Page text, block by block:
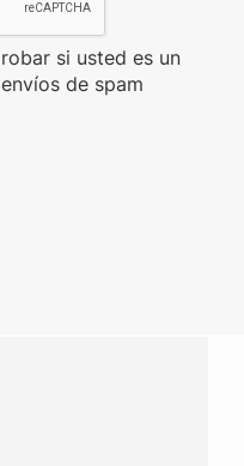
si usted es un
de spam